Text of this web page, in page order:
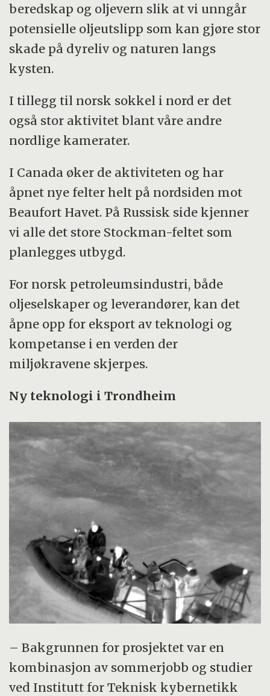
beredskap og oljevern slik at vi unngår
potensielle oljeutslipp som kan gjøre stor
skade på dyreliv og naturen langs
kysten.
I tillegg til norsk sokkel i nord er det
også stor aktivitet blant våre andre
nordlige kamerater.
I Canada øker de aktiviteten og har
åpnet nye felter helt på nordsiden mot
Beaufort Havet. På Russisk side kjenner
vi alle det store Stockman-feltet som
planlegges utbygd.
For norsk petroleumsindustri, både
oljeselskaper og leverandører, kan det
åpne opp for eksport av teknologi og
kompetanse i en verden der
miljøkravene skjerpes.
Ny teknologi i Trondheim
– Bakgrunnen for prosjektet var en
kombinasjon av sommerjobb og studier
ved Institutt for Teknisk kybernetikk